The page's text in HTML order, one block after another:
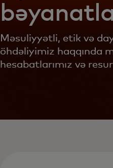
Məsuliyyətli, etik və
öhdəliyimiz haqqında
hesabatlarımız və